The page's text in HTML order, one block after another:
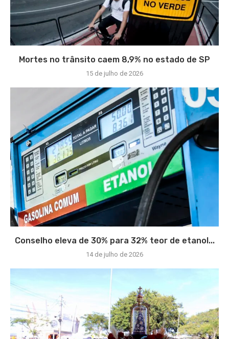
Mortes no trânsito caem 8,9% no estado de SP
15 de julho de 2026
Conselho eleva de 30% para 32% teor de etanol...
14 de julho de 2026